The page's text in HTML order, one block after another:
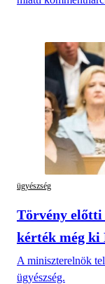
ügyészség
Törvény előtti
kérték még ki
A miniszterelnök
ügyészség.